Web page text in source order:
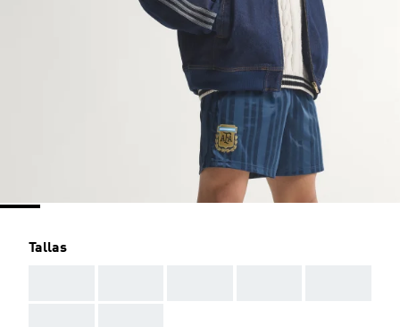
Tallas